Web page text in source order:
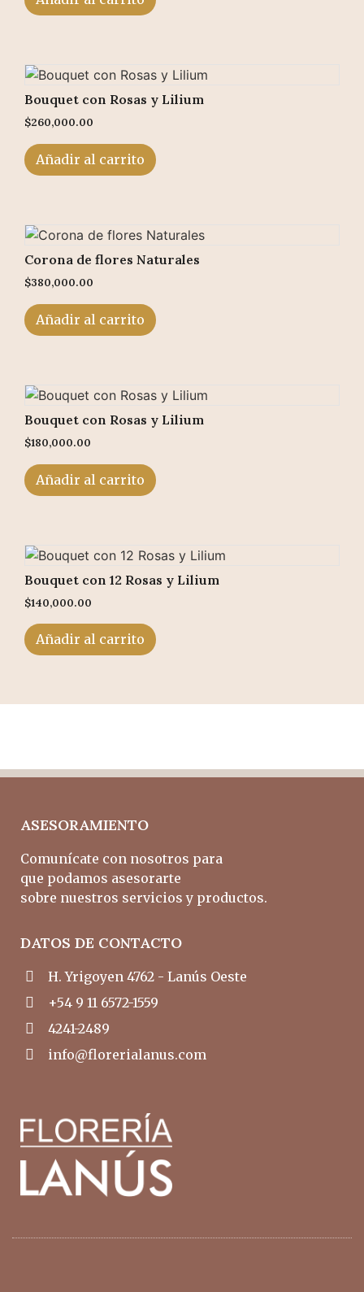
Bouquet con Rosas y Lilium
$260,000.00
Añadir al carrito
Corona de flores Naturales
$380,000.00
Añadir al carrito
Bouquet con Rosas y Lilium
$180,000.00
Añadir al carrito
Bouquet con 12 Rosas y Lilium
$140,000.00
Añadir al carrito
ASESORAMIENTO
Comunícate con nosotros para
que podamos asesorarte
sobre nuestros servicios y productos.
DATOS DE CONTACTO
H. Yrigoyen 4762 - Lanús Oeste
+54 9 11 6572-1559
4241-2489
info@florerialanus.com